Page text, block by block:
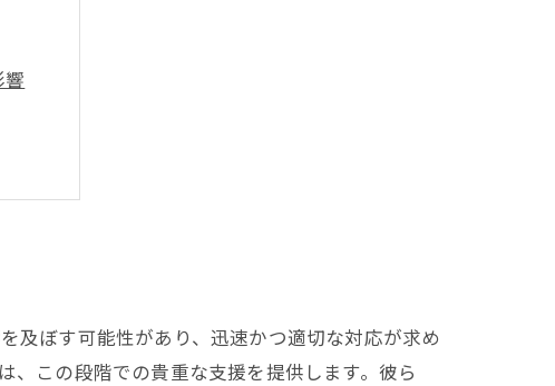
及ぼす可能性があり、迅速かつ適切な対応が求め
、この段階での貴重な支援を提供します。彼ら